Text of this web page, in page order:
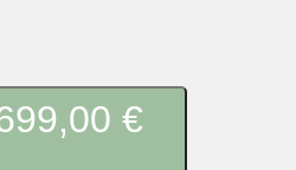
€